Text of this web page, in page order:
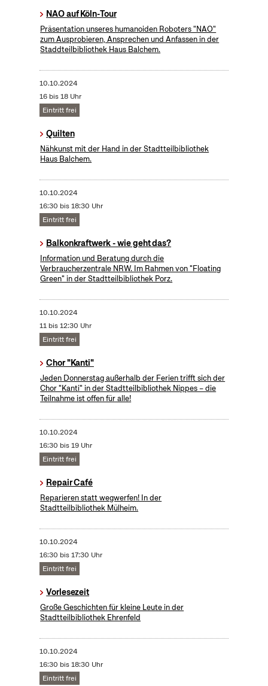
NAO auf Köln-Tour
Präsentation unseres humanoiden Roboters "NAO"
zum Ausprobieren, Ansprechen und Anfassen in der
Staddteilbibliothek Haus Balchem.
10.10.2024
16 bis 18 Uhr
Eintritt frei
Quilten
Nähkunst mit der Hand in der Stadtteilbibliothek
Haus Balchem.
10.10.2024
16:30 bis 18:30 Uhr
Eintritt frei
Balkonkraftwerk - wie geht das?
Information und Beratung durch die
Verbraucherzentrale NRW. Im Rahmen von "Floating
Green" in der Stadtteilbibliothek Porz.
10.10.2024
11 bis 12:30 Uhr
Eintritt frei
Chor "Kanti"
Jeden Donnerstag außerhalb der Ferien trifft sich der
Chor "Kanti" in der Stadtteilbibliothek Nippes – die
Teilnahme ist offen für alle!
10.10.2024
16:30 bis 19 Uhr
Eintritt frei
Repair Café
Reparieren statt wegwerfen! In der
Stadtteilbibliothek Mülheim.
10.10.2024
16:30 bis 17:30 Uhr
Eintritt frei
Vorlesezeit
Große Geschichten für kleine Leute in der
Stadtteilbibliothek Ehrenfeld
10.10.2024
16:30 bis 18:30 Uhr
Eintritt frei